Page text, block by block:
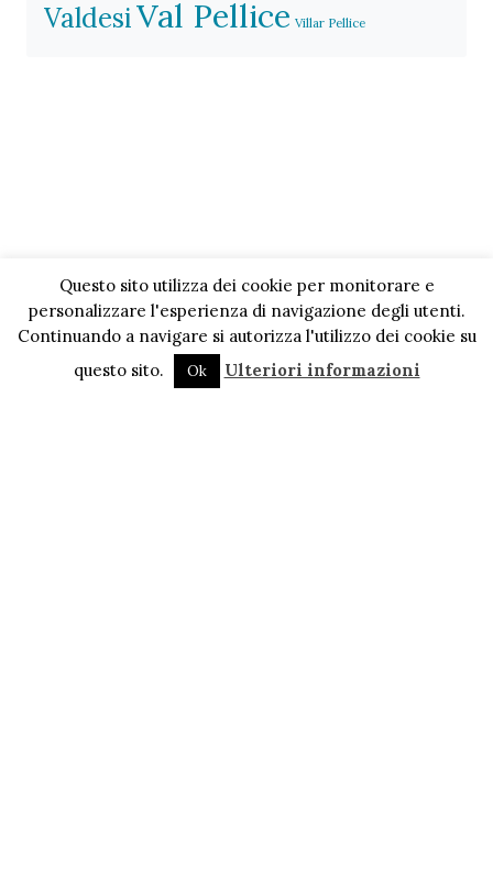
ValdesiVal Pellice Villar Pellice
Questo sito utilizza dei cookie per monitorare e
personalizzare l'esperienza di navigazione degli utenti.
Continuando a navigare si autorizza l'utilizzo dei cookie su
questo sito.
Ok Ulteriori informazioni